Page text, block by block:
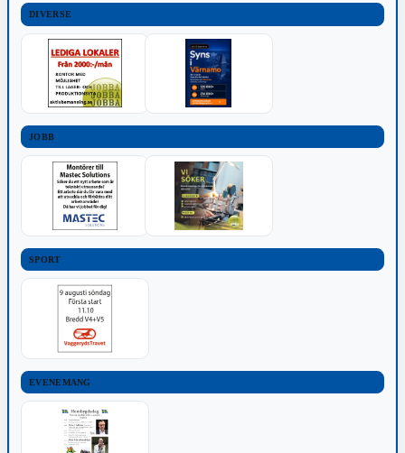
DIVERSE
JOBB
SPORT
EVENEMANG